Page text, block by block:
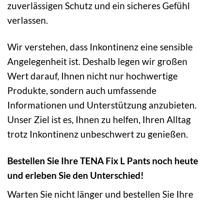
zuverlässigen Schutz und ein sicheres Gefühl
verlassen.
Wir verstehen, dass Inkontinenz eine sensible
Angelegenheit ist. Deshalb legen wir großen
Wert darauf, Ihnen nicht nur hochwertige
Produkte, sondern auch umfassende
Informationen und Unterstützung anzubieten.
Unser Ziel ist es, Ihnen zu helfen, Ihren Alltag
trotz Inkontinenz unbeschwert zu genießen.
Bestellen Sie Ihre TENA Fix L Pants noch heute
und erleben Sie den Unterschied!
Warten Sie nicht länger und bestellen Sie Ihre